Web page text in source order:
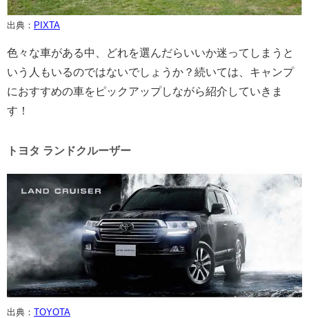
出典： PIXTA
色々な車がある中、どれを選んだらいいか迷ってしまうと
いう人もいるのではないでしょうか？続いては、キャンプ
におすすめの車をピックアップしながら紹介していきま
す！
トヨタ ランドクルーザー
出典： TOYOTA